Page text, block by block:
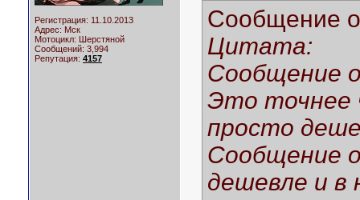
Регистрация: 11.10.2013
Адрес: Мск
Мотоцикл: Шерстяной
Сообщений: 3,994
Репутация: 4157
Сообщение
Цитата:
Сообщение
Это точнее
просто
Сообщение
дешевле и в